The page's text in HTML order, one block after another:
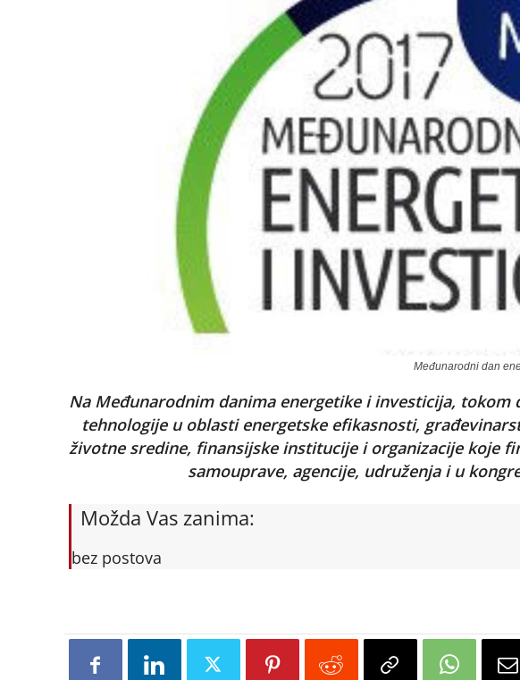
Međunarodni dan
Na Međunarodnim danima energetike i investicija, tokom
tehnologije u oblasti energetske efikasnosti,
životne sredine, finansijske institucije i organizacije koje
samouprave, agencije, udruženja i u
Možda Vas zanima:
bez postova